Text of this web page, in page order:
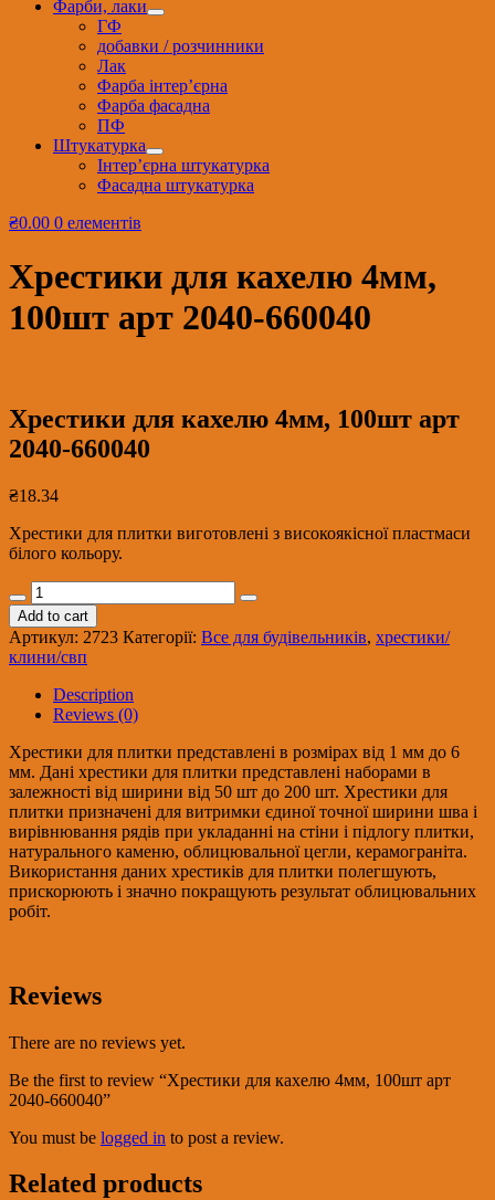
Фарби, лаки
ГФ
добавки / розчинники
Лак
Фарба інтер’єрна
Фарба фасадна
ПФ
Штукатурка
Інтер’єрна штукатурка
Фасадна штукатурка
₴0.00 0 елементів
Хрестики для кахелю 4мм,
100шт арт 2040-660040
Хрестики для кахелю 4мм, 100шт арт
2040-660040
₴18.34
Хрестики для плитки виготовлені з високоякісної пластмаси
білого кольору.
Хрестики
для
кахелю
4мм,
100шт
арт
2040-
660040
quantity
Add to cart
Артикул: 2723 Категорії: Все для будівельників, хрестики/
клини/свп
Description
Reviews (0)
Хрестики для плитки представлені в розмірах від 1 мм до 6
мм. Дані хрестики для плитки представлені наборами в
залежності від ширини від 50 шт до 200 шт. Хрестики для
плитки призначені для витримки єдиної точної ширини шва і
вирівнювання рядів при укладанні на стіни і підлогу плитки,
натурального каменю, облицювальної цегли, керамограніта.
Використання даних хрестиків для плитки полегшують,
прискорюють і значно покращують результат облицювальних
робіт.
Reviews
There are no reviews yet.
Be the first to review “Хрестики для кахелю 4мм, 100шт арт
2040-660040”
You must be logged in to post a review.
Related products